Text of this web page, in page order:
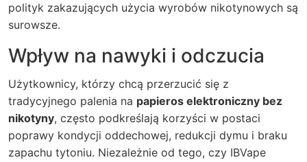
polityk zakazujących użycia wyrobów nikotynowych są
surowsze.
Wpływ na nawyki i odczucia
Użytkownicy, którzy chcą przerzucić się z
tradycyjnego palenia na papieros elektroniczny bez
nikotyny, często podkreślają korzyści w postaci
poprawy kondycji oddechowej, redukcji dymu i braku
zapachu tytoniu. Niezależnie od tego, czy IBVape